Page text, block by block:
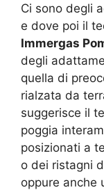
Ci sono degli
e dove poi il
Immergas
degli
quella di
rialzata da
suggerisce il
poggia
posizionati a
o dei ristagni
oppure anche